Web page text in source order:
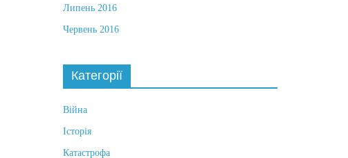
Липень 2016
Червень 2016
Категорії
Війна
Історія
Катастрофа